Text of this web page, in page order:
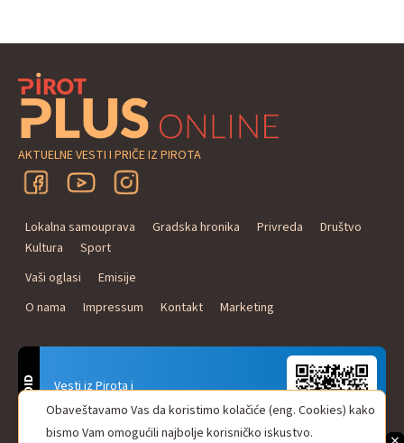
AKTUELNE VESTI I PRIČE IZ PIROTA
Lokalna samouprava Gradska hronika Privreda
Društvo
Kultura
Sport
Vaši oglasi
Emisije
O nama
Impressum Kontakt Marketing
Vesti iz Pirota i
Naxi Plus Radio
Uvek u Vašem džepu!
ANDROID Obaveštavamo Vas da koristimo kolačiće (eng. Cookies) kako
bismo Vam omogućili najbolje korisničko iskustvo.